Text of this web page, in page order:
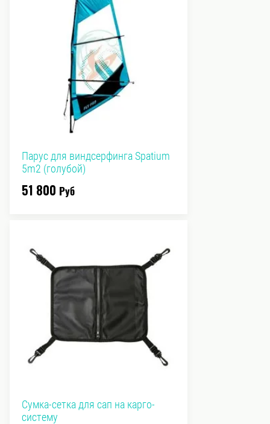
Парус для виндсерфинга Spatium
5m2 (голубой)
51 800 Руб
Сумка-сетка для сап на карго-
систему